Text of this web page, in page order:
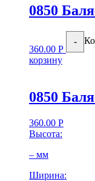
0850
360.00 Р
-
корзину
0850
360.00 Р
Высота:
– мм
Ширина: